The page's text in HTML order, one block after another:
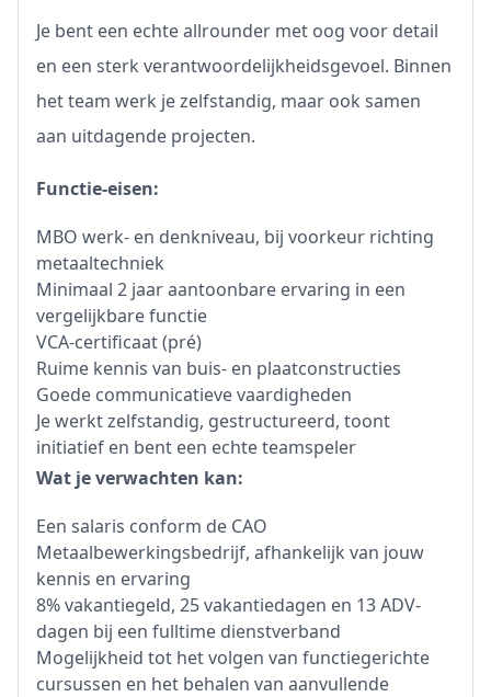
Je bent een echte allrounder met oog voor detail
en een sterk verantwoordelijkheidsgevoel. Binnen
het team werk je zelfstandig, maar ook samen
aan uitdagende projecten.
Functie-eisen:
MBO werk- en denkniveau, bij voorkeur richting
metaaltechniek
Minimaal 2 jaar aantoonbare ervaring in een
vergelijkbare functie
VCA-certificaat (pré)
Ruime kennis van buis- en plaatconstructies
Goede communicatieve vaardigheden
Je werkt zelfstandig, gestructureerd, toont
initiatief en bent een echte teamspeler
Wat je verwachten kan:
Een salaris conform de CAO
Metaalbewerkingsbedrijf, afhankelijk van jouw
kennis en ervaring
8% vakantiegeld, 25 vakantiedagen en 13 ADV-
dagen bij een fulltime dienstverband
Mogelijkheid tot het volgen van functiegerichte
cursussen en het behalen van aanvullende